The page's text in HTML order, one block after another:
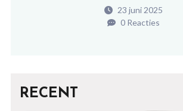
23 juni 2025
0 Reacties
RECENT